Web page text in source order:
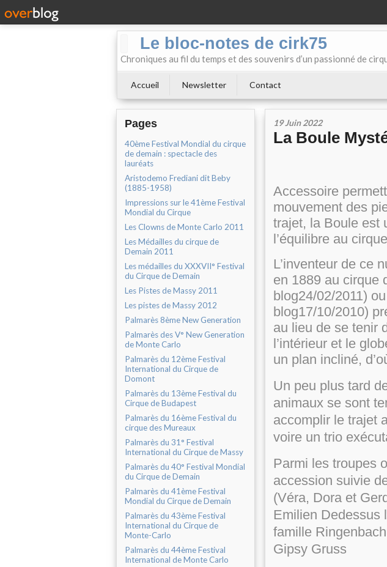
Le bloc-notes de cirk75
Chroniques au fil du temps et des souvenirs d’un passionné de
Accueil Newsletter Contact
Pages
40ème Festival Mondial du cirque
de demain : spectacle des
lauréats
Aristodemo Frediani dit Beby
(1885-1958)
Impressions sur le 41ème Festival
Mondial du Cirque
Les Clowns de Monte Carlo 2011
Les Médailles du cirque de
Demain 2011
Les médailles du XXXVII° Festival
du Cirque de Demain
Les Pistes de Massy 2011
Les pistes de Massy 2012
Palmarès 8ème New Generation
Palmarès des V° New Generation
de Monte Carlo
Palmarès du 12ème Festival
International du Cirque de
Domont
Palmarès du 13ème Festival du
Cirque de Budapest
Palmarès du 16ème Festival du
cirque des Mureaux
Palmarès du 31° Festival
International du Cirque de Massy
Palmarès du 40° Festival Mondial
du Cirque de Demain
Palmarès du 41ème Festival
Mondial du Cirque de Demain
Palmarès du 43ème Festival
International du Cirque de
Monte-Carlo
Palmarès du 44ème Festival
International de Monte Carlo
19 Juin 2022
La Boule
Accessoire
mouvement des
trajet, la Boule est
l’équilibre au cirque
L’inventeur de ce
en 1889 au cirque
blog24/02/2011)
blog17/10/2010)
au lieu de se tenir
l’intérieur et le
un plan incliné,
Un peu plus tard
animaux se sont
accomplir le trajet
voire un trio
Parmi les troupes
accession suivie
(Véra, Dora et
Emilien Dedessus
famille
Gipsy Gruss